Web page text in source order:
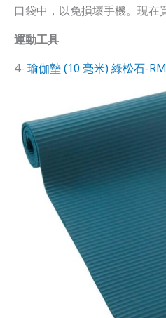
口袋中，以免損壞手機。現在
運動工具
4- 瑜伽墊 (10 毫米) 綠松石-